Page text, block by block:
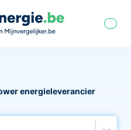
energieleverancier